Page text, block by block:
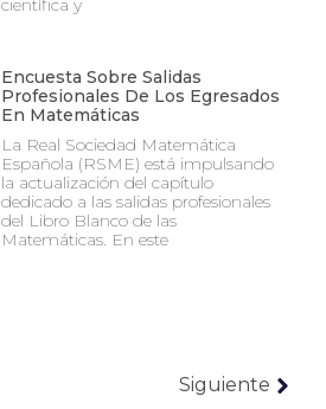
científica y
Encuesta Sobre Salidas
Profesionales De Los Egresados
En Matemáticas
La Real Sociedad Matemática
Española (RSME) está impulsando
la actualización del capítulo
dedicado a las salidas profesionales
del Libro Blanco de las
Matemáticas. En este
Siguiente